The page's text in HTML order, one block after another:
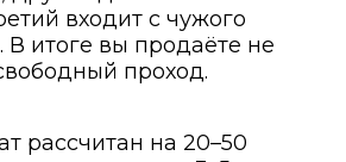
входит с чужого
В итоге вы продаёте не
проход.
рассчитан на 20–50